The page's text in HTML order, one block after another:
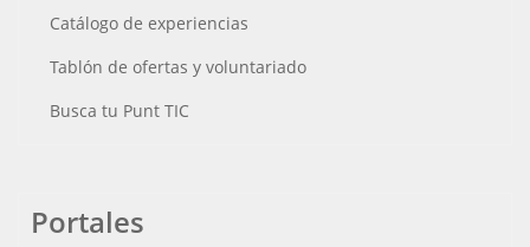
Catálogo de experiencias
Tablón de ofertas y voluntariado
Busca tu Punt TIC
Portales